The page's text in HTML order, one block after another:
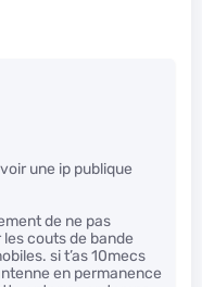
une ip publique
de ne pas
couts de bande
si t’as 10mecs
en permanence